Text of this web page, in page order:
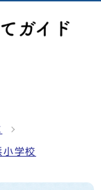
小学校